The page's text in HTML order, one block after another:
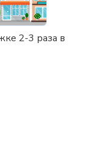
2-3 раза в